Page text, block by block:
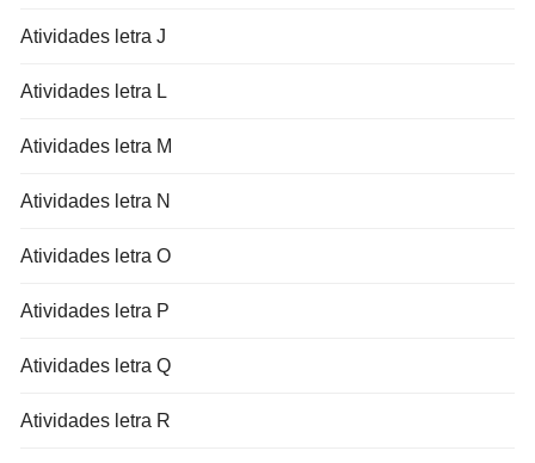
Atividades letra J
Atividades letra L
Atividades letra M
Atividades letra N
Atividades letra O
Atividades letra P
Atividades letra Q
Atividades letra R